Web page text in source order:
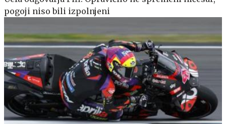
pogoji niso bili izpolnjeni